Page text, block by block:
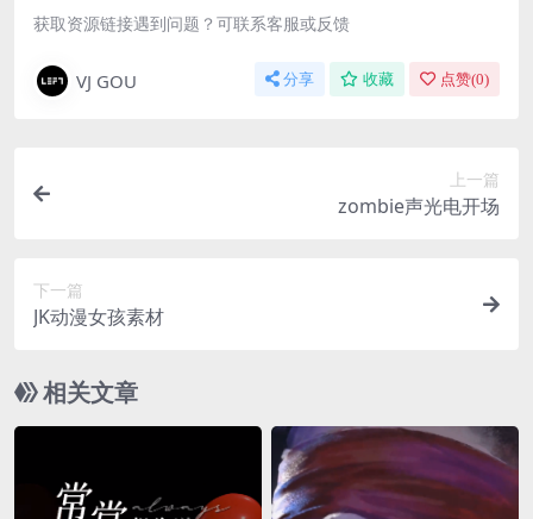
获取资源链接遇到问题？可联系客服或反馈
VJ GOU 分享 收藏 点赞(0)
上一篇
zombie声光电开场
下一篇
JK动漫女孩素材
相关文章